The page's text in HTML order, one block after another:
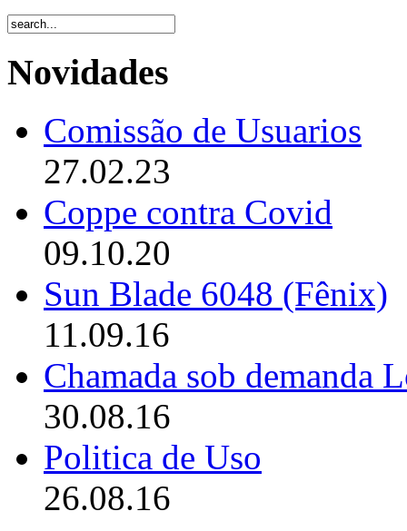
Novidades
Comissão de Usuarios
27.02.23
Coppe contra Covid
09.10.20
Sun Blade 6048 (Fênix)
11.09.16
Chamada sob demanda
30.08.16
Politica de Uso
26.08.16